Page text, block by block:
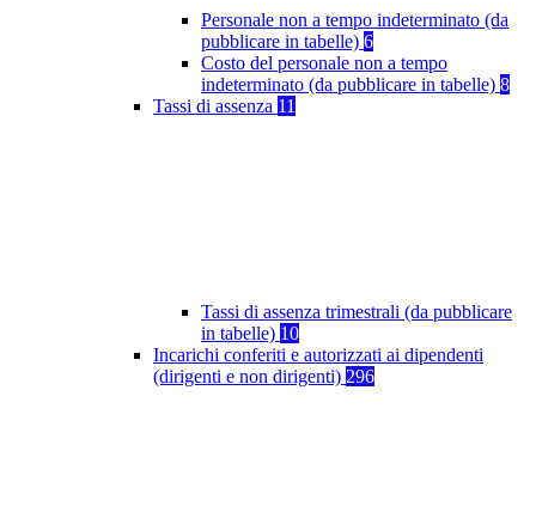
Personale non a tempo indeterminato (da
pubblicare in tabelle) 6
Costo del personale non a tempo
indeterminato (da pubblicare in tabelle) 8
Tassi di assenza 11
Tassi di assenza trimestrali (da pubblicare
in tabelle) 10
Incarichi conferiti e autorizzati ai dipendenti
(dirigenti e non dirigenti) 296